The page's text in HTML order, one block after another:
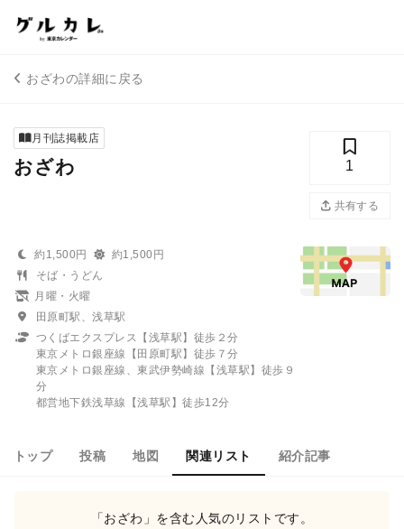
おざわの詳細に戻る
月刊誌掲載店
おざわ 1
共有する
約1,500円
約1,500円
そば・うどん
月曜・火曜
田原町駅、浅草駅
つくばエクスプレス【浅草駅】徒歩２分
東京メトロ銀座線【田原町駅】徒歩７分
東京メトロ銀座線、東武伊勢崎線【浅草駅】徒歩９
分
都営地下鉄浅草線【浅草駅】徒歩12分
トップ 投稿 地図 関連リスト 紹介記事
「おざわ」を含む人気のリストです。